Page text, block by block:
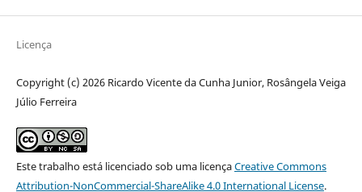
Licença
Copyright (c) 2026 Ricardo Vicente da Cunha Junior, Rosângela Veiga
Júlio Ferreira
Este trabalho está licenciado sob uma licençaCreative Commons
Attribution-NonCommercial-ShareAlike 4.0 International License.